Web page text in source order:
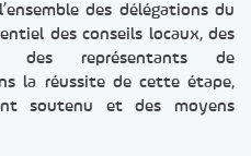
des délégations du
des conseils locaux, des
des représentants de
la réussite de cette étape,
soutenu et des moyens